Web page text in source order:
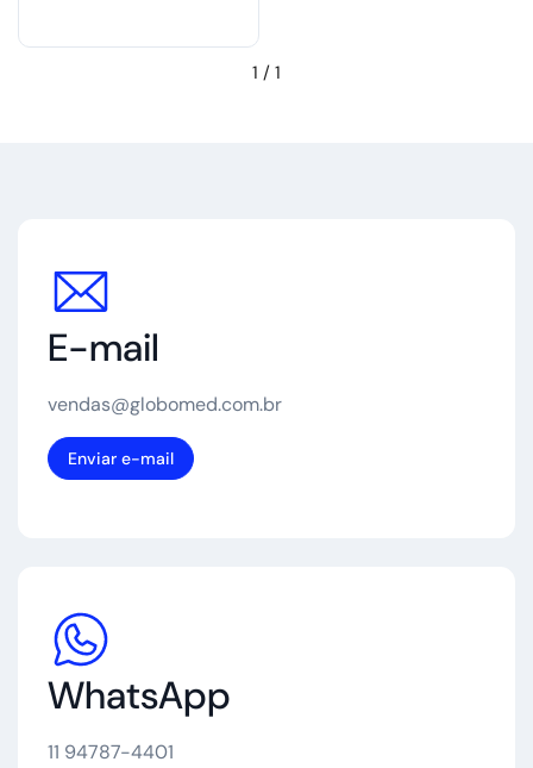
1 / 1
E-mail
vendas@globomed.com.br
Enviar e-mail
WhatsApp
11 94787-4401